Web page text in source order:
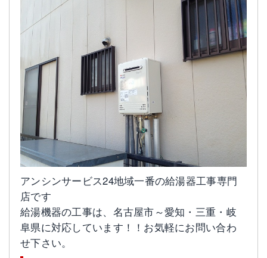
アンシンサービス24地域一番の給湯器工事専門
店です
給湯機器の工事は、名古屋市～愛知・三重・岐
阜県に対応しています！！お気軽にお問い合わ
せ下さい。